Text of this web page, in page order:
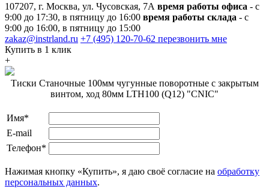
107207, г. Москва, ул. Чусовская, 7А время работы офиса - с
9:00 до 17:30, в пятницу до 16:00 время работы склада - с
9:00 до 16:00, в пятницу до 15:00
zakaz@instrland.ru +7 (495) 120-70-62 перезвонить мне
Купить в 1 клик
+
Тиски Станочные 100мм чугунные поворотные с закрытым
винтом, ход 80мм LTH100 (Q12) "CNIC"
Имя*
E-mail
Телефон*
Нажимая кнопку «Купить», я даю своё согласие на обработку
персональных данных.